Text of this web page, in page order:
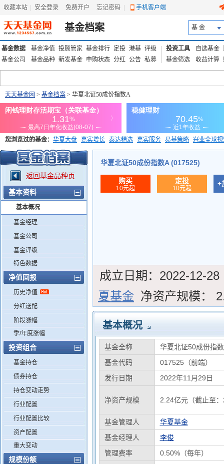
收藏本站 安全登录 免费开户 忘记密码 手机客户端
基金档案 基 金
基金数据 基金净值 投顾管家 基金排行 定投 港基 评级
基金公司
基金品种 新发基金 申购状态 分红 公告 私募
投资工具 自选基金
基金筛选
收益计算
天天基金网 > 基金档案 > 华夏北证50成份指数A
您浏览过的基金： 华夏大盘 嘉实增长 泰达精选 嘉实服务 易基策略 兴业全球
添富优势 华安宏利 上证180价值ETF
返回基金品种页
基本资料
基本概况
基金经理
基金公司
基金评级
特色数据
净值回报
历史净值
分红送配
阶段涨幅
季/年度涨幅
投资组合
基金持仓
债券持仓
持仓变动走势
行业配置
行业配置比较
资产配置
重大变动
规模份额
华夏北证50成份指数A (017525)
购买
10元起
定投
10元起
+
成立日期： 2022-12-28
夏基金 净资产规模：
基本概况
基金全称
华夏北证50成份指
基金代码
017525（前端）
发行日期
2022年11月29日
净资产规模 2.24亿元（截止至
基金管理人
华夏基金
基金经理人
李俊
管理费率
0.50%（每年）